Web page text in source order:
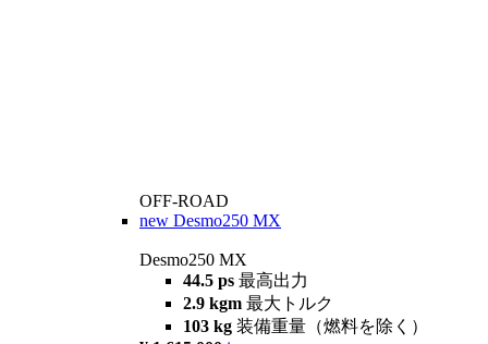
OFF-ROAD
new Desmo250 MX
Desmo250 MX
44.5 ps 最高出力
2.9 kgm 最大トルク
103 kg 装備重量（燃料を除く）